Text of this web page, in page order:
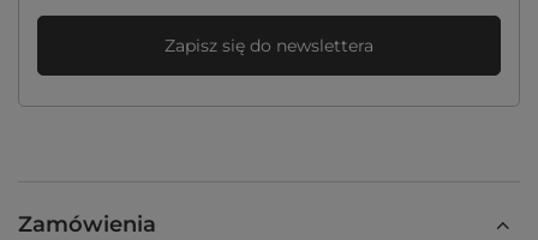
Zapisz się do newslettera
Zamówienia